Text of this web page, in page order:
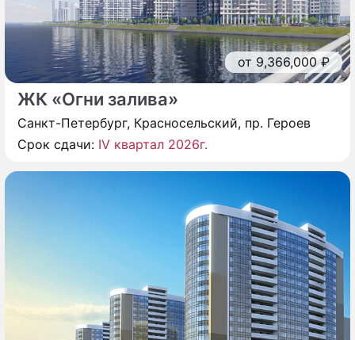
от 9,366,000 ₽
ЖК «Огни залива»
Санкт-Петербург, Красносельский, пр. Героев
Срок сдачи: IV квартал 2026г.